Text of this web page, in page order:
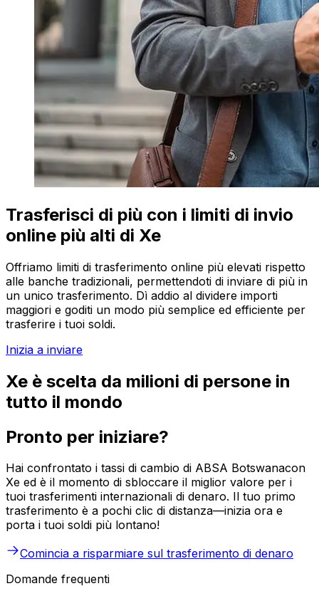
Trasferisci di più con i limiti di invio
online più alti di Xe
Offriamo limiti di trasferimento online più elevati rispetto
alle banche tradizionali, permettendoti di inviare di più in
un unico trasferimento. Dì addio al dividere importi
maggiori e goditi un modo più semplice ed efficiente per
trasferire i tuoi soldi.
Inizia a inviare
Xe è scelta da milioni di persone in
tutto il mondo
Pronto per iniziare?
Hai confrontato i tassi di cambio di ABSA Botswanacon
Xe ed è il momento di sbloccare il miglior valore per i
tuoi trasferimenti internazionali di denaro. Il tuo primo
trasferimento è a pochi clic di distanza—inizia ora e
porta i tuoi soldi più lontano!
Comincia a risparmiare sul trasferimento di denaro
Domande frequenti